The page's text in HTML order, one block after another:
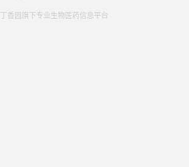
丁香园旗下专业生物医药信息平台